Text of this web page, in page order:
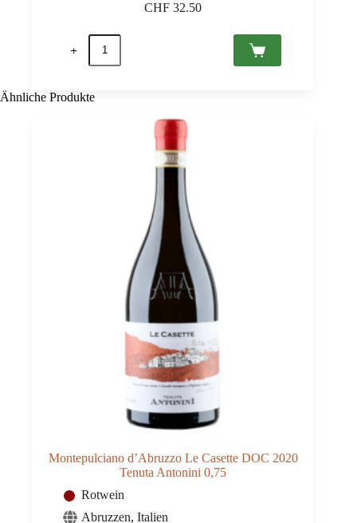
CHF 32.50
Sauska
Brut
Tokaj
0,75
Ähnliche Produkte
Montepulciano d’Abruzzo Le Casette DOC 2020
Tenuta Antonini 0,75
Rotwein
Abruzzen, Italien